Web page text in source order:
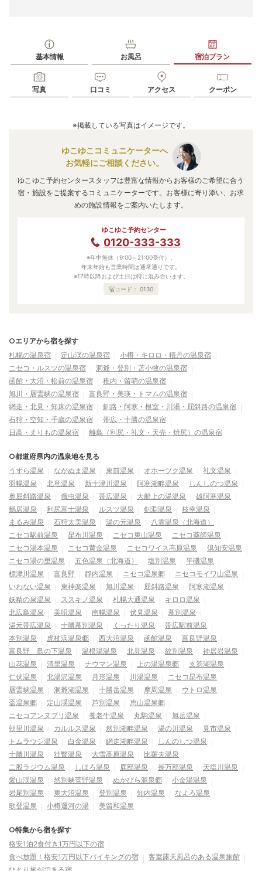
基本情報 お風呂 宿泊プラン
写真 口コミ アクセス クーポン
※掲載している写真はイメージです。
ゆこゆこコミュニケーターへ
お気軽にご相談ください。
ゆこゆこ予約センタースタッフは豊富な情報からお客様のご希望に合う
宿・施設をご提案するコミュニケーターです。お客様に寄り添い、お求
めの施設情報をご案内いたします。
ゆこゆこ予約センター
0120-333-333
※年中無休（9:00～21:00受付）。
年末年始も営業時間は通常通りです。
※17時以降および土日は特に混み合います。
宿コード： 0130
○エリアから宿を探す
札幌の温泉宿
定山渓の温泉宿
小樽・キロロ・積丹の温泉宿
ニセコ・ルスツの温泉宿
洞爺・登別・苫小牧の温泉宿
函館・大沼・松前の温泉宿
稚内・留萌の温泉宿
旭川・層雲峡の温泉宿
富良野・美瑛・トマムの温泉宿
網走・北見・知床の温泉宿
釧路・阿寒・根室・川湯・屈斜路の温泉宿
石狩・空知・千歳の温泉宿
帯広・十勝の温泉宿
日高・えりもの温泉宿
離島（利尻・礼文・天売・焼尻）の温泉宿
○都道府県内の温泉地を見る
うずら温泉
ながぬま温泉 東前温泉 オホーツク温泉
礼文温泉
羽幌温泉
北竜温泉 新十津川温泉 阿寒湖畔温泉
しんしのつ温泉
奥屈斜路温泉
俄虫温泉 帯広温泉 大船上の湯温泉
雄阿寒温泉
鶴居温泉
利尻富士温泉 ルスツ温泉 剣淵温泉
枝幸温泉
まるみ温泉
石狩太美温泉 湯の元温泉
八雲温泉（北海道）
ニセコ駅前温泉
昆布川温泉 ニセコ東山温泉
ニセコ薬師温泉
ニセコ湯本温泉
ニセコ黄金温泉 ニセコワイス高原温泉
倶知安温泉
ニセコ湯の里温泉
五色温泉（北海道） 塩別温泉
平磯温泉
標津川温泉
富良野 靜内温泉 ニセコ温泉郷
ニセコモイワ山温泉
いわない温泉
東神楽温泉 旭川温泉 屈斜路温泉
阿寒湖温泉
妖精の泉温泉
ススキノ温泉 札幌大通温泉
キロロ温泉
北広島温泉
美唄温泉 南幌温泉 伏見温泉
幕別温泉
湯元帯広温泉
十勝幕別温泉 くったり温泉
帯広駅前温泉
本別温泉
虎杖浜温泉郷 西大沼温泉 函館温泉
富良野温泉
富良野 島の下温泉
温根湯温泉 北見温泉 紋別温泉
神居岩温泉
山花温泉
清里温泉 ナウマン温泉 上の湯温泉郷
支笏湖温泉
仁伏温泉
北湯沢温泉 月形温泉 川湯温泉
ニセコ昆布温泉
層雲峡温泉
洞爺湖温泉 十勝岳温泉 摩周温泉
ウトロ温泉
盃温泉郷
定山渓温泉 芦別温泉
恵山温泉郷
ニセコアンヌプリ温泉
養老牛温泉 丸駒温泉
旭岳温泉
朝里川温泉
カルルス温泉 然別湖畔温泉 湯の川温泉
見市温泉
トムラウシ温泉
白金温泉 網走湖畔温泉
しんのしつ温泉
十勝川温泉
壮瞥温泉 大雪高原温泉
比羅夫温泉
二股ラジウム温泉
しほろ温泉 鹿部温泉 長万部温泉
天塩川温泉
愛山渓温泉
然別峡菅野温泉 ぬかびら源泉郷
小金湯温泉
岩尾別温泉
東大沼温泉 登別温泉 知内温泉
なよろ温泉
歌登温泉
小樽運河の湯 美留和温泉
○特集から宿を探す
格安1泊2食付き1万円以下の宿
食べ放題！格安1万円以下バイキングの宿
客室露天風呂のある温泉旅館